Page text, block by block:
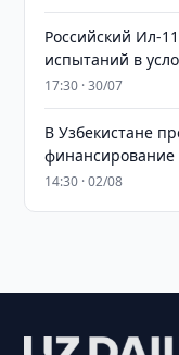
Российский Ил-
испытаний в
17:30 · 30/07
В Узбекистане
финансирование
14:30 · 02/08